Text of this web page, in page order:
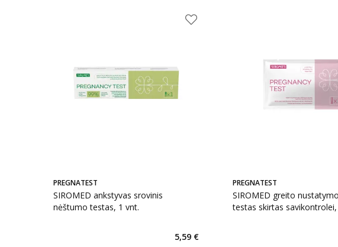
PREGNATEST
SIROMED ankstyvas srovinis
nėštumo testas, 1 vnt.
5,59 €
PREGNATEST
SIROMED greito
testas skirtas